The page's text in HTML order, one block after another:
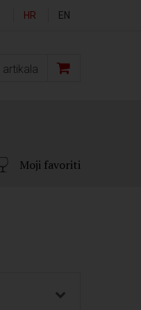
HR EN
artikala
Moji favoriti